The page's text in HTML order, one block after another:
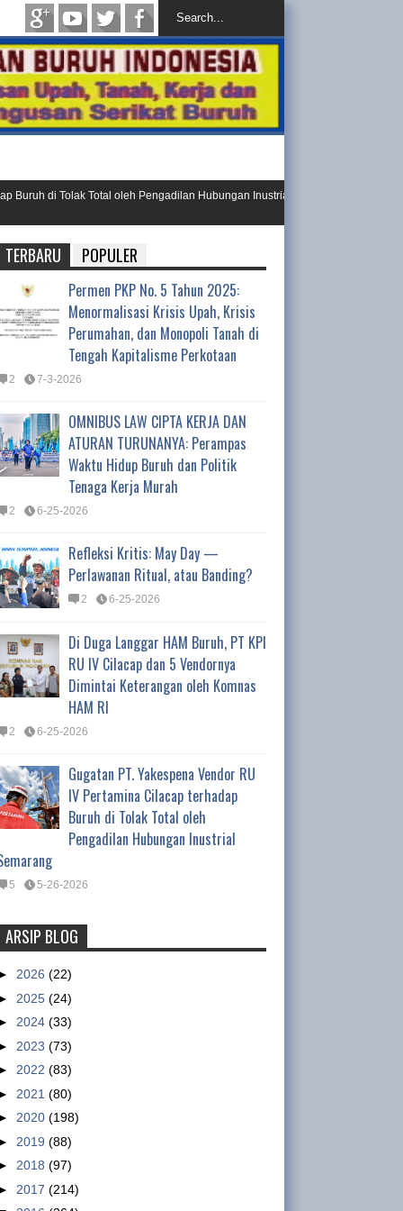
di Tolak Total oleh Pengadilan Hubungan Inustrial
TERBARU POPULER
Permen PKP No. 5 Tahun 2025:
Menormalisasi Krisis Upah, Krisis
Perumahan, dan Monopoli Tanah di
Tengah Kapitalisme Perkotaan
2 7-3-2026
OMNIBUS LAW CIPTA KERJA DAN
ATURAN TURUNANYA: Perampas
Waktu Hidup Buruh dan Politik
Tenaga Kerja Murah
2 6-25-2026
Refleksi Kritis: May Day —
Perlawanan Ritual, atau Banding?
2 6-25-2026
Di Duga Langgar HAM Buruh, PT KPI
RU IV Cilacap dan 5 Vendornya
Dimintai Keterangan oleh Komnas
HAM RI
2 6-25-2026
Gugatan PT. Yakespena Vendor RU
IV Pertamina Cilacap terhadap
Buruh di Tolak Total oleh
Pengadilan Hubungan Inustrial
5 5-26-2026
Tentang Waktu Kerja Satpam
Inoni , Kepala Departemen Organisasi DPP
Regulasi yang mengatur tentang pe...
to intimidate them
15/nike-accused-of-using-military-to-
ARSIP BLOG
2026 (22)
2025 (24)
2024 (33)
2023 (73)
2022 (83)
2021 (80)
2020 (198)
2019 (88)
2018 (97)
2017 (214)